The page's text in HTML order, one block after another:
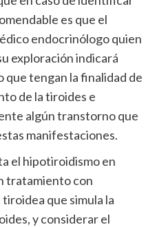
es que el
endocrinólogo quien
exploración indicará
tengan la finalidad de
de la tiroides e
algún transtorno que
manifestaciones.
el hipotiroidismo en
tratamiento con
que simula la
y considerar el